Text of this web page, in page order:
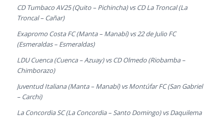
CD Tumbaco AV25 (Quito – Pichincha) vs CD La Troncal (La
Troncal – Cañar)
Exapromo Costa FC (Manta – Manabí) vs 22 de Julio FC
(Esmeraldas – Esmeraldas)
LDU Cuenca (Cuenca – Azuay) vs CD Olmedo (Riobamba –
Chimborazo)
Juventud Italiana (Manta – Manabí) vs Montúfar FC (San Gabriel
– Carchi)
La Concordia SC (La Concordia – Santo Domingo) vs Daquilema